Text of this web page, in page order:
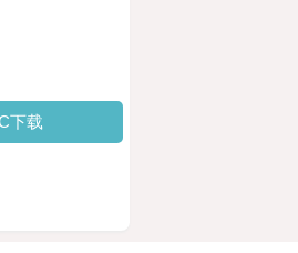
下载